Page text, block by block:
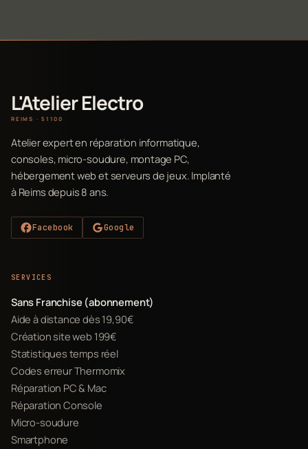
L'Atelier Electro
REIMS · 51100
Atelier expert en réparation informatique,
consoles, micro-soudure, montage PC,
hébergement web et serveurs de jeux. Implanté
à Reims depuis 8 ans.
Facebook Google
SERVICES
Sans Franchise (abonnement)
Aide à distance dès 19,90€
Création site web 199€
Statistiques temps réel
Codes erreur Thermomix
Réparation PC & Mac
Réparation Console
Micro-soudure
Smartphone